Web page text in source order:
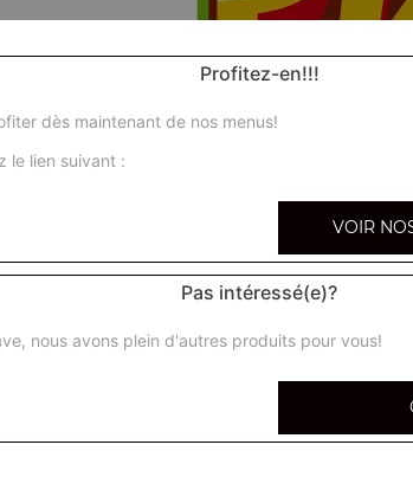
Profitez-en!!!
dès maintenant de nos menus!
le lien suivant :
VOIR
Pas intéressé(e)?
nous avons plein d'autres produits pour vous!